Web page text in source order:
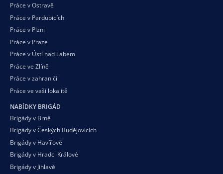
Práce v Ostravě
Práce v Pardubicích
Práce v Plzni
Práce v Praze
Práce v Ústí nad Labem
Práce ve Zlíně
Práce v zahraničí
Práce ve vaší lokalitě
NABÍDKY BRIGÁD
Brigády v Brně
Brigády v Českých Budějovicích
Brigády v Havířově
Brigády v Hradci Králové
Brigády v Jihlavě